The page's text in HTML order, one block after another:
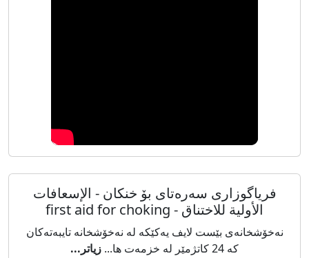
‎فریاگوزاری سەرەتای بۆ خنکان - ‎الإسعافات
الأولية للاختناق - first aid for choking
نەخۆشخانەی بێست لایف یەکێکە لە نەخۆشخانە تایبەتەکان
کە 24 کاتژمێر لە خزمەت ها...
زیاتر...